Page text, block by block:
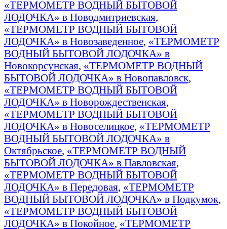
«ТЕРМОМЕТР ВОДНЫЙ БЫТОВОЙ
ЛОДОЧКА» в Новодмитриевская,
«ТЕРМОМЕТР ВОДНЫЙ БЫТОВОЙ
ЛОДОЧКА» в Новозаведенное, «ТЕРМОМЕТР
ВОДНЫЙ БЫТОВОЙ ЛОДОЧКА» в
Новокорсунская, «ТЕРМОМЕТР ВОДНЫЙ
БЫТОВОЙ ЛОДОЧКА» в Новопавловск,
«ТЕРМОМЕТР ВОДНЫЙ БЫТОВОЙ
ЛОДОЧКА» в Новорождественская,
«ТЕРМОМЕТР ВОДНЫЙ БЫТОВОЙ
ЛОДОЧКА» в Новоселицкое, «ТЕРМОМЕТР
ВОДНЫЙ БЫТОВОЙ ЛОДОЧКА» в
Октябрьское, «ТЕРМОМЕТР ВОДНЫЙ
БЫТОВОЙ ЛОДОЧКА» в Павловская,
«ТЕРМОМЕТР ВОДНЫЙ БЫТОВОЙ
ЛОДОЧКА» в Передовая, «ТЕРМОМЕТР
ВОДНЫЙ БЫТОВОЙ ЛОДОЧКА» в Подкумок,
«ТЕРМОМЕТР ВОДНЫЙ БЫТОВОЙ
ЛОДОЧКА» в Покойное, «ТЕРМОМЕТР